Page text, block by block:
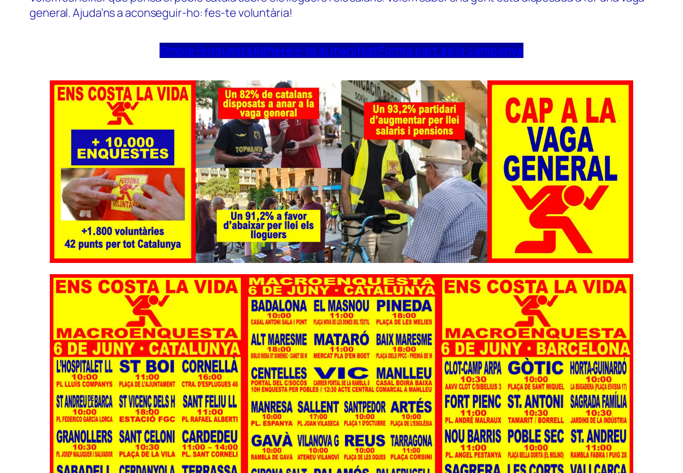
general. Ajuda’ns a aconseguir-ho: fes-te voluntària!
Omple l’enquestaAdhereix-te al manifestForma part de la campanya